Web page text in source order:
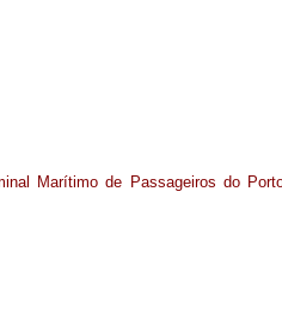
Marítimo de Passageiros do